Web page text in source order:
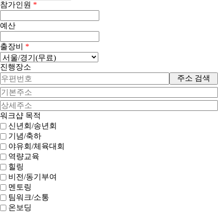
참가인원 *
예산
출장비 *
진행장소
주소 검색
워크샵 목적
신년회/송년회
기념/축하
야유회/체육대회
역량교육
힐링
비전/동기부여
멘토링
팀워크/소통
온보딩